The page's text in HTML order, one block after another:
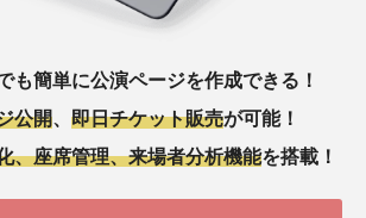
も簡単に公演ページを作成できる！
公開
即日チケット販売が可能！
、座席管理、来場者分析機能を搭載！